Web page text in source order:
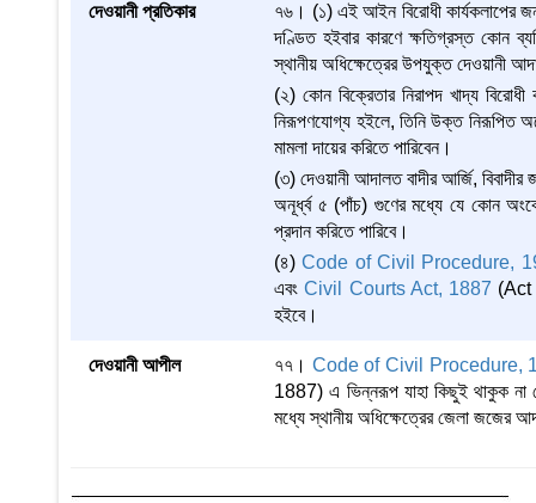
দেওয়ানী প্রতিকার
৭৬। (১) এই আইন বিরোধী কার্যকলাপের
দণ্ডিত হইবার কারণে ক্ষতিগ্রস্ত কোন
স্থানীয় অধিক্ষেত্রের উপযুক্ত দেওয়ানী
(২) কোন বিক্রেতার নিরাপদ খাদ্য
নিরূপণযোগ্য হইলে, তিনি উক্ত নিরূপিত
মামলা দায়ের করিতে পারিবেন।
(৩) দেওয়ানী আদালত বাদীর আর্জি, বিবাদীর
অনূর্ধ্ব ৫ (পাঁচ) গুণের মধ্যে যে কোন অংকের
প্রদান করিতে পারিবে।
(৪)Code of Civil Procedure,
এবংCivil Courts Act, 1887 (Act
হইবে।
দেওয়ানী আপীল ৭৭। Code of Civil Procedure,
1887) এ ভিন্নরূপ যাহা কিছুই থাকুক না
মধ্যে স্থানীয় অধিক্ষেত্রের জেলা জজের